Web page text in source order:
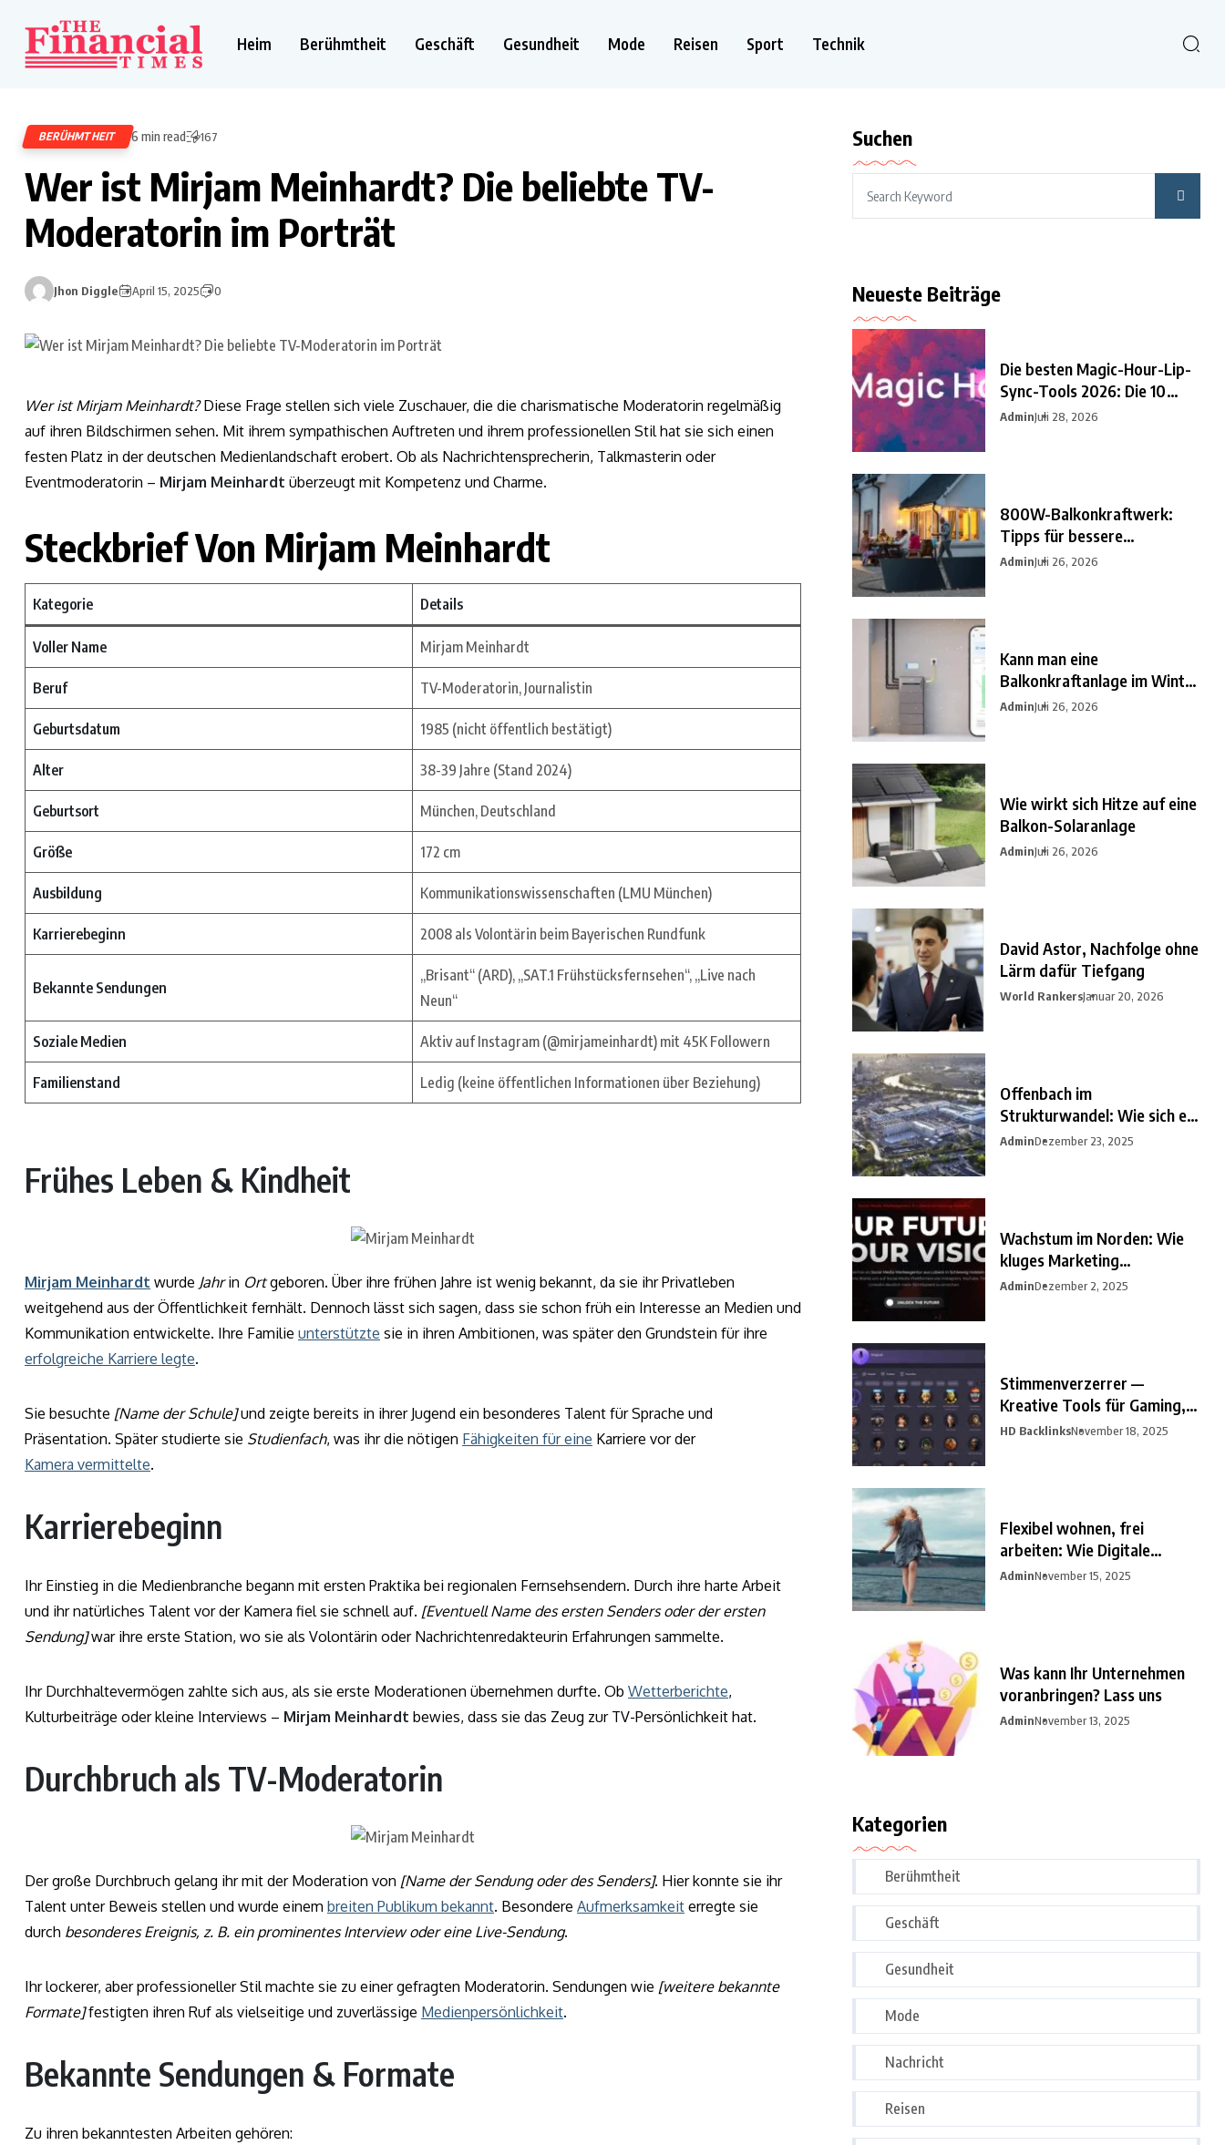
Heim Berühmtheit Geschäft Gesundheit Mode Reisen Sport Technik
BERÜHMTHEIT 6 min read 167
Wer ist Mirjam Meinhardt? Die beliebte TV-
Moderatorin im Porträt
Jhon Diggle April 15, 2025 0
Wer ist Mirjam Meinhardt?Diese Frage stellen sich viele Zuschauer, die die charismatische Moderatorin regelmäßig
auf ihren Bildschirmen sehen. Mit ihrem sympathischen Auftreten und ihrem professionellen Stil hat sie sich einen
festen Platz in der deutschen Medienlandschaft erobert. Ob als Nachrichtensprecherin, Talkmasterin oder
Eventmoderatorin – Mirjam Meinhardt überzeugt mit Kompetenz und Charme.
Steckbrief Von Mirjam Meinhardt
Kategorie Details
Voller Name Mirjam Meinhardt
Beruf TV-Moderatorin, Journalistin
Geburtsdatum 1985 (nicht öffentlich bestätigt)
Alter 38-39 Jahre (Stand 2024)
Geburtsort München, Deutschland
Größe 172 cm
Ausbildung Kommunikationswissenschaften (LMU München)
Karrierebeginn 2008 als Volontärin beim Bayerischen Rundfunk
Bekannte Sendungen
„Brisant“ (ARD), „SAT.1 Frühstücksfernsehen“, „Live nach
Neun“
Soziale Medien Aktiv auf Instagram (@mirjameinhardt) mit 45K Followern
Familienstand Ledig (keine öffentlichen Informationen über Beziehung)
Frühes Leben & Kindheit
Mirjam Meinhardt wurde Jahrin Ortgeboren. Über ihre frühen Jahre ist wenig bekannt, da sie ihr Privatleben
weitgehend aus der Öffentlichkeit fernhält. Dennoch lässt sich sagen, dass sie schon früh ein Interesse an Medien und
Kommunikation entwickelte. Ihre Familie unterstützte sie in ihren Ambitionen, was später den Grundstein für ihre
erfolgreiche Karriere legte.
Sie besuchte [Name der Schule]und zeigte bereits in ihrer Jugend ein besonderes Talent für Sprache und
Präsentation. Später studierte sie Studienfach, was ihr die nötigen Fähigkeiten für eine Karriere vor der
Kamera vermittelte.
Karrierebeginn
Ihr Einstieg in die Medienbranche begann mit ersten Praktika bei regionalen Fernsehsendern. Durch ihre harte Arbeit
und ihr natürliches Talent vor der Kamera fiel sie schnell auf. [Eventuell Name des ersten Senders oder der ersten
Sendung]war ihre erste Station, wo sie als Volontärin oder Nachrichtenredakteurin Erfahrungen sammelte.
Ihr Durchhaltevermögen zahlte sich aus, als sie erste Moderationen übernehmen durfte. Ob Wetterberichte,
Kulturbeiträge oder kleine Interviews – Mirjam Meinhardt bewies, dass sie das Zeug zur TV-Persönlichkeit hat.
Durchbruch als TV-Moderatorin
Der große Durchbruch gelang ihr mit der Moderation von [Name der Sendung oder des Senders]. Hier konnte sie ihr
Talent unter Beweis stellen und wurde einem breiten Publikum bekannt. Besondere Aufmerksamkeit erregte sie
durch besonderes Ereignis, z. B. ein prominentes Interview oder eine Live-Sendung.
Ihr lockerer, aber professioneller Stil machte sie zu einer gefragten Moderatorin. Sendungen wie [weitere bekannte
Formate]festigten ihren Ruf als vielseitige und zuverlässige Medienpersönlichkeit.
Bekannte Sendungen & Formate
Zu ihren bekanntesten Arbeiten gehören:
Suchen
Neueste Beiträge
Die besten Magic-Hour-Lip-
Sync-Tools 2026: Die 10
besten
AdminJuli 28, 2026
800W-Balkonkraftwerk:
Tipps für bessere
Einsparungen
AdminJuli 26, 2026
Kann man eine
Balkonkraftanlage im Winter
nutzen?
AdminJuli 26, 2026
Wie wirkt sich Hitze auf eine
Balkon-Solaranlage
AdminJuli 26, 2026
David Astor, Nachfolge ohne
Lärm dafür Tiefgang
World RankersJanuar 20, 2026
Offenbach im
Strukturwandel: Wie sich ein
unterschätzter
AdminDezember 23, 2025
Wachstum im Norden: Wie
kluges Marketing
Unternehmen
AdminDezember 2, 2025
Stimmenverzerrer —
Kreative Tools für Gaming,
Streaming
HD BacklinksNovember 18, 2025
Flexibel wohnen, frei
arbeiten: Wie Digitale
Nomaden
AdminNovember 15, 2025
Was kann Ihr Unternehmen
voranbringen? Lass uns
AdminNovember 13, 2025
Kategorien
Berühmtheit
Geschäft
Gesundheit
Mode
Nachricht
Reisen